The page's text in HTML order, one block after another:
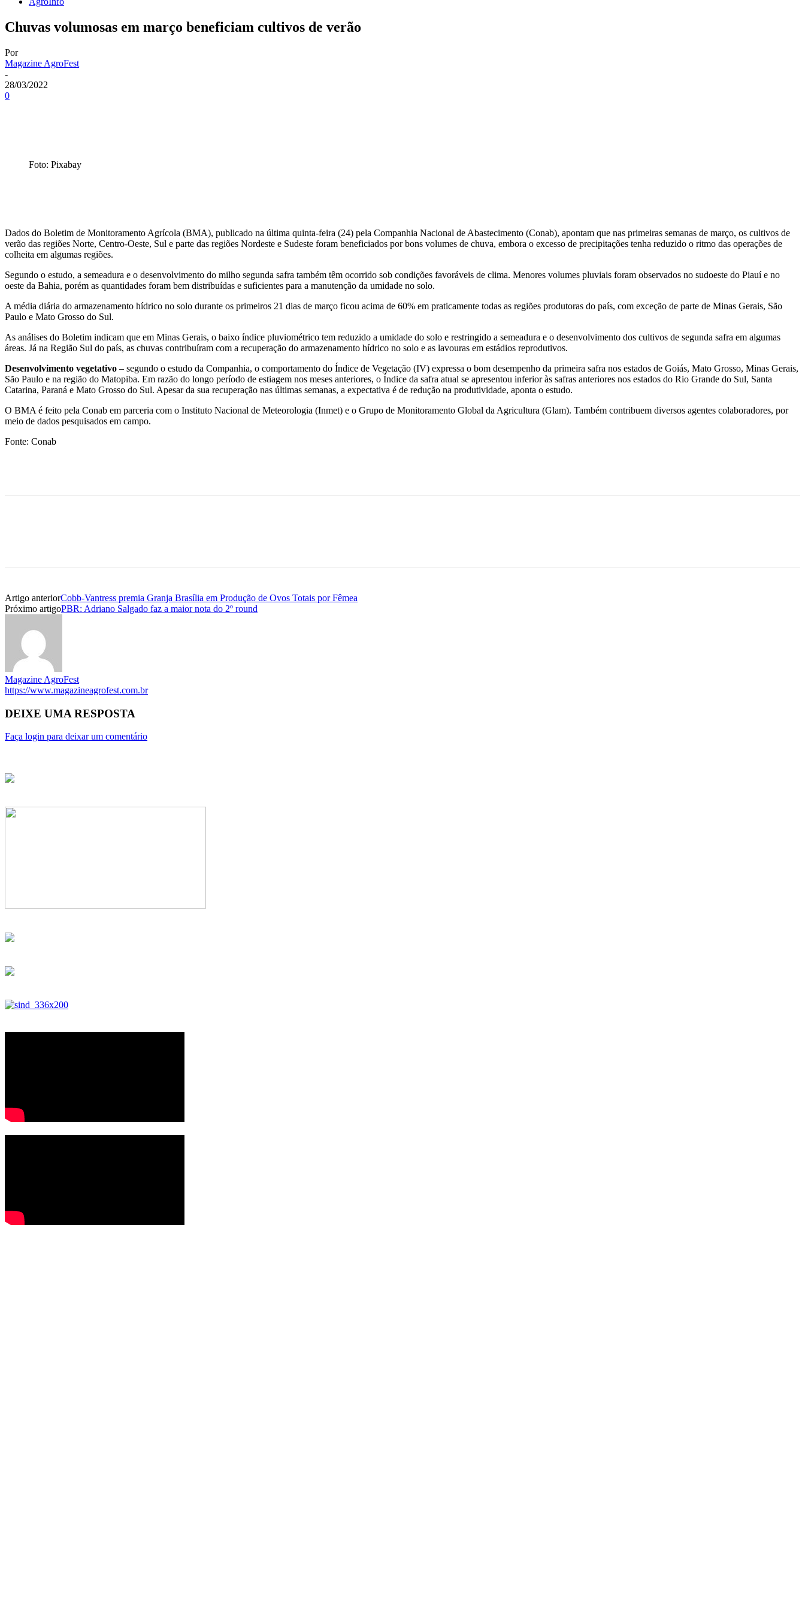
Chuvas volumosas em março beneficiam cultivos de verão
Por
Magazine AgroFest
-
28/03/2022
0
Foto: Pixabay
Dados do Boletim de Monitoramento Agrícola (BMA), publicado na última quinta-feira (24) pela Companhia Nacional de Abastecimento (Conab), apontam que nas primeiras semanas de março, os cultivos de
verão das regiões Norte, Centro-Oeste, Sul e parte das regiões Nordeste e Sudeste foram beneficiados por bons volumes de chuva, embora o excesso de precipitações tenha reduzido o ritmo das operações de
colheita em algumas regiões.
Segundo o estudo, a semeadura e o desenvolvimento do milho segunda safra também têm ocorrido sob condições favoráveis de clima. Menores volumes pluviais foram observados no sudoeste do Piauí e no
oeste da Bahia, porém as quantidades foram bem distribuídas e suficientes para a manutenção da umidade no solo.
A média diária do armazenamento hídrico no solo durante os primeiros 21 dias de março ficou acima de 60% em praticamente todas as regiões produtoras do país, com exceção de parte de Minas Gerais, São
Paulo e Mato Grosso do Sul.
As análises do Boletim indicam que em Minas Gerais, o baixo índice pluviométrico tem reduzido a umidade do solo e restringido a semeadura e o desenvolvimento dos cultivos de segunda safra em algumas
áreas. Já na Região Sul do país, as chuvas contribuíram com a recuperação do armazenamento hídrico no solo e as lavouras em estádios reprodutivos.
Desenvolvimento vegetativo – segundo o estudo da Companhia, o comportamento do Índice de Vegetação (IV) expressa o bom desempenho da primeira safra nos estados de Goiás, Mato Grosso, Minas Gerais,
São Paulo e na região do Matopiba. Em razão do longo período de estiagem nos meses anteriores, o Índice da safra atual se apresentou inferior às safras anteriores nos estados do Rio Grande do Sul, Santa
Catarina, Paraná e Mato Grosso do Sul. Apesar da sua recuperação nas últimas semanas, a expectativa é de redução na produtividade, aponta o estudo.
O BMA é feito pela Conab em parceria com o Instituto Nacional de Meteorologia (Inmet) e o Grupo de Monitoramento Global da Agricultura (Glam). Também contribuem diversos agentes colaboradores, por
meio de dados pesquisados em campo.
Fonte: Conab
Artigo anteriorCobb-Vantress premia Granja Brasília em Produção de Ovos Totais por Fêmea
Próximo artigoPBR: Adriano Salgado faz a maior nota do 2º round
Magazine AgroFest
https://www.magazineagrofest.com.br
DEIXE UMA RESPOSTA
Faça login para deixar um comentário